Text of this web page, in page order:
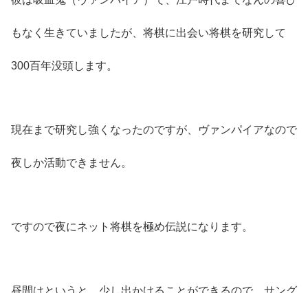
もなく生きていましたが、将棋に出会い将棋を研究して
300百年没頭します。
現在まで研究し強くなったのですが、ヴァンパイアなので
夜しか活動できません。
ですので夜にネット将棋を極め伝説になります。
昼間はというと、少し出かけることができるので、サング